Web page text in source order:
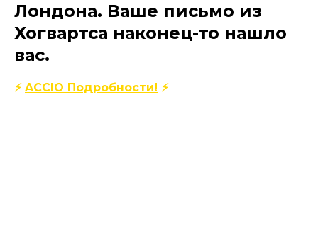
Лондона. Ваше письмо из
Хогвартса наконец-то нашло
вас.
⚡ ACCIO Подробности! ⚡